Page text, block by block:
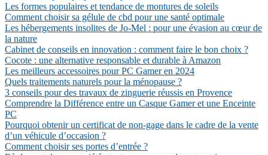
Les formes populaires et tendance de montures de soleils
Comment choisir sa gélule de cbd pour une santé optimale
Les hébergements insolites de Jo-Mel : pour une évasion au cœur de
la nature
Cabinet de conseils en innovation : comment faire le bon choix ?
Cocote : une alternative responsable et durable à Amazon
Les meilleurs accessoires pour PC Gamer en 2024
Quels traitements naturels pour la ménopause ?
3 conseils pour des travaux de zinguerie réussis en Provence
Comprendre la Différence entre un Casque Gamer et une Enceinte
PC
Pourquoi obtenir un certificat de non-gage dans le cadre de la vente
d’un véhicule d’occasion ?
Comment choisir ses portes d’entrée ?